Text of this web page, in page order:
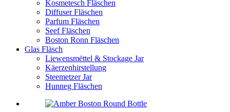
Kosmetesch Fläschen
Diffuser Fläschen
Parfum Fläschen
Seef Fläschen
Boston Ronn Fläschen
Glas Fläsch
Liewensmëttel & Stockage Jar
Käerzenhirstellung
Steemetzer Jar
Hunneg Fläschen